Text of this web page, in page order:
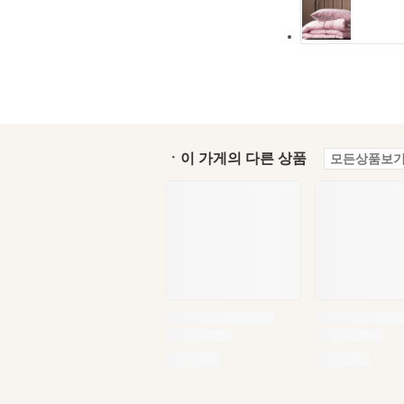
ㆍ이 가게의 다른 상품 모든상품보